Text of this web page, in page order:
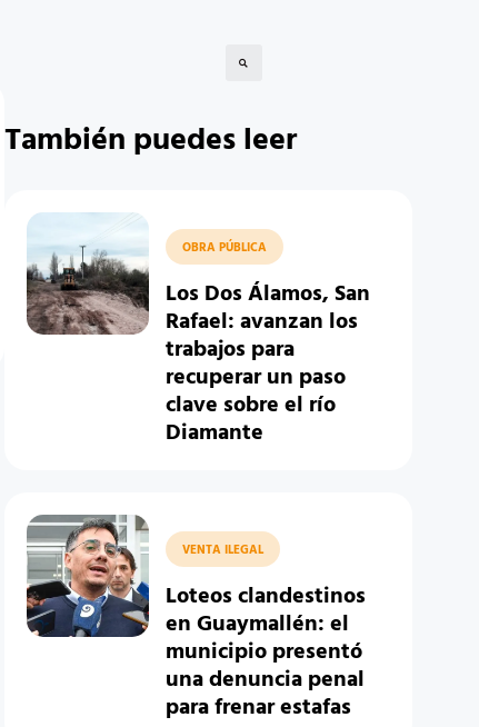
También puedes leer
OBRA PÚBLICA
Los Dos Álamos, San
Rafael: avanzan los
trabajos para
recuperar un paso
clave sobre el río
Diamante
VENTA ILEGAL
Loteos clandestinos
en Guaymallén: el
municipio presentó
una denuncia penal
para frenar estafas